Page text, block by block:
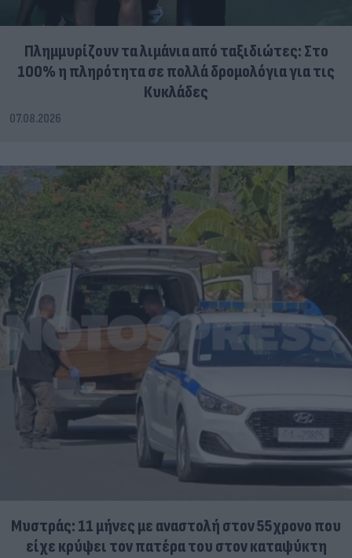
Πλημμυρίζουν τα λιμάνια από ταξιδιώτες: Στο
100% η πληρότητα σε πολλά δρομολόγια για τις
Κυκλάδες
07.08.2026
Μυστράς: 11 μήνες με αναστολή στον 55χρονο που
είχε κρύψει τον πατέρα του στον καταψύκτη